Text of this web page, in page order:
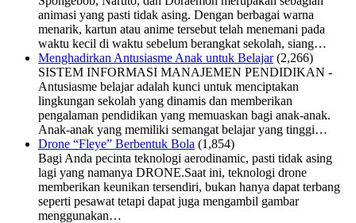
animasi yang pasti tidak asing. Dengan berbagai warna
menarik, kartun atau anime tersebut telah menemani pada
waktu kecil di waktu sebelum berangkat sekolah, siang…
Menghadirkan Antusiasme Anak untuk Belajar (2,266)
SISTEM INFORMASI MANAJEMEN PENDIDIKAN -
Antusiasme belajar adalah kunci untuk menciptakan
lingkungan sekolah yang dinamis dan memberikan
pengalaman pendidikan yang memuaskan bagi anak-anak.
Anak-anak yang memiliki semangat belajar yang tinggi…
Drone “Fleye” Berbentuk Bola (1,854)
Bagi Anda pecinta teknologi aerodinamic, pasti tidak asing
lagi yang namanya DRONE.Saat ini, teknologi drone
memberikan keunikan tersendiri, bukan hanya dapat terbang
seperti pesawat tetapi dapat juga mengambil gambar
menggunakan…